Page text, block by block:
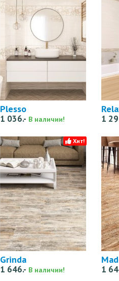
Plesso
1 036.- В наличии! 1
Grinda
1 646.- В наличии!
Хит!
1